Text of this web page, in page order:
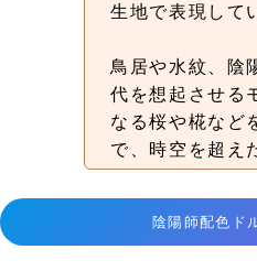
生地で表現して
鳥居や水紋、陰
代を想起させる
なる桜や椛など
で、時空を超え
陰陽師配色ド